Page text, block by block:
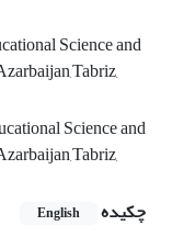
Science and
Science and
چکیده
English